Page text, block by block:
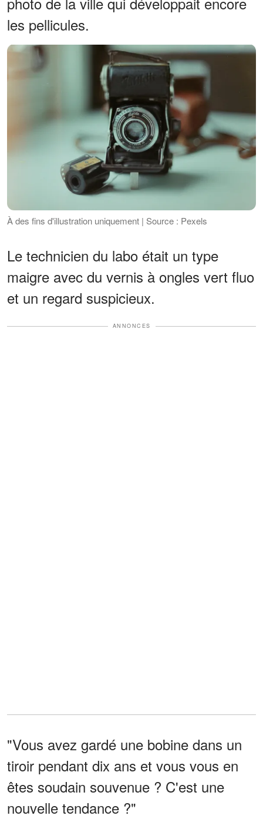
les pellicules.
À des fins d'illustration uniquement | Source : Pexels
Le technicien du labo était un type
maigre avec du vernis à ongles vert fluo
et un regard suspicieux.
ANNONCES
"Vous avez gardé une bobine dans un
tiroir pendant dix ans et vous vous en
êtes soudain souvenue ? C'est une
nouvelle tendance ?"